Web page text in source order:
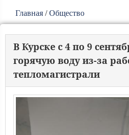
Главная /Общество
В Курске с 4 по 9
горячую воду из-за
тепломагистрали